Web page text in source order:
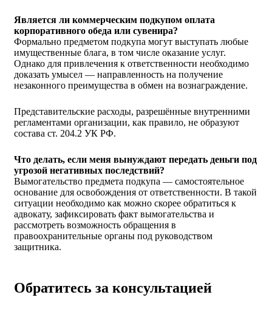
Является ли коммерческим подкупом оплата
корпоративного обеда или сувенира?
Формально предметом подкупа могут выступать любые
имущественные блага, в том числе оказание услуг.
Однако для привлечения к ответственности необходимо
доказать умысел — направленность на получение
незаконного преимущества в обмен на вознаграждение.
Представительские расходы, разрешённые внутренними
регламентами организации, как правило, не образуют
состава ст. 204.2 УК РФ.
Что делать, если меня вынуждают передать деньги под
угрозой негативных последствий?
Вымогательство предмета подкупа — самостоятельное
основание для освобождения от ответственности. В такой
ситуации необходимо как можно скорее обратиться к
адвокату, зафиксировать факт вымогательства и
рассмотреть возможность обращения в
правоохранительные органы под руководством
защитника.
Обратитесь за консультацией